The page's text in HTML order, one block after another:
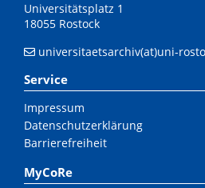
Universitätsplatz 1
18055 Rostock
universitaetsarchiv(at)uni-
Service
Impressum
Datenschutzerklärung
Barrierefreiheit
MyCoRe